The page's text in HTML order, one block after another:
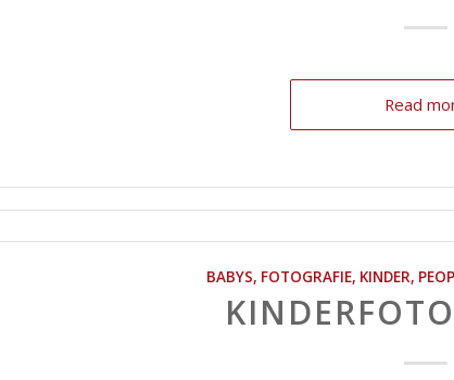
Read
BABYS, FOTOGRAFIE, KINDER,